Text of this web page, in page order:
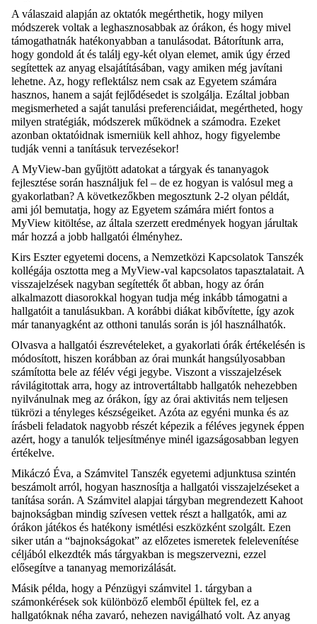
A válaszaid alapján az oktatók megérthetik, hogy milyen
módszerek voltak a leghasznosabbak az órákon, és hogy mivel
támogathatnák hatékonyabban a tanulásodat. Bátorítunk arra,
hogy gondold át és találj egy-két olyan elemet, amik úgy érzed
segítettek az anyag elsajátításában, vagy amiken még javítani
lehetne. Az, hogy reflektálsz nem csak az Egyetem számára
hasznos, hanem a saját fejlődésedet is szolgálja. Ezáltal jobban
megismerheted a saját tanulási preferenciáidat, megértheted, hogy
milyen stratégiák, módszerek működnek a számodra. Ezeket
azonban oktatóidnak ismerniük kell ahhoz, hogy figyelembe
tudják venni a tanításuk tervezésekor!
A MyView-ban gyűjtött adatokat a tárgyak és tananyagok
fejlesztése során használjuk fel – de ez hogyan is valósul meg a
gyakorlatban? A következőkben megosztunk 2-2 olyan példát,
ami jól bemutatja, hogy az Egyetem számára miért fontos a
MyView kitöltése, az általa szerzett eredmények hogyan járultak
már hozzá a jobb hallgatói élményhez.
Kirs Eszter egyetemi docens, a Nemzetközi Kapcsolatok Tanszék
kollégája osztotta meg a MyView-val kapcsolatos tapasztalatait. A
visszajelzések nagyban segítették őt abban, hogy az órán
alkalmazott diasorokkal hogyan tudja még inkább támogatni a
hallgatóit a tanulásukban. A korábbi diákat kibővítette, így azok
már tananyagként az otthoni tanulás során is jól használhatók.
Olvasva a hallgatói észrevételeket, a gyakorlati órák értékelésén is
módosított, hiszen korábban az órai munkát hangsúlyosabban
számította bele az félév végi jegybe. Viszont a visszajelzések
rávilágitottak arra, hogy az introvertáltabb hallgatók nehezebben
nyilvánulnak meg az órákon, így az órai aktivitás nem teljesen
tükrözi a tényleges készségeiket. Azóta az egyéni munka és az
írásbeli feladatok nagyobb részét képezik a féléves jegynek éppen
azért, hogy a tanulók teljesítménye minél igazságosabban legyen
értékelve.
Mikáczó Éva, a Számvitel Tanszék egyetemi adjunktusa szintén
beszámolt arról, hogyan hasznosítja a hallgatói visszajelzéseket a
tanítása során. A Számvitel alapjai tárgyban megrendezett Kahoot
bajnokságban mindig szívesen vettek részt a hallgatók, ami az
órákon játékos és hatékony ismétlési eszközként szolgált. Ezen
siker után a “bajnokságokat” az előzetes ismeretek felelevenítése
céljából elkezdték más tárgyakban is megszervezni, ezzel
elősegítve a tananyag memorizálását.
Másik példa, hogy a Pénzügyi számvitel 1. tárgyban a
számonkérések sok különböző elemből épültek fel, ez a
hallgatóknak néha zavaró, nehezen navigálható volt. Az anyag